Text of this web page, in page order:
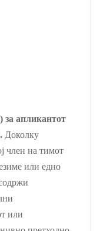
за апликантот
Доколку
член на тимот
или едно
или